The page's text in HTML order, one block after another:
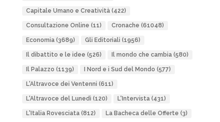
Capitale Umano e Creatività(422)
Consultazione Online (11) Cronache (61048)
Economia(3689) Gli Editoriali (1956)
Il dibattito e le idee (526) Il mondo che cambia(580)
Il Palazzo (1139) I Nord e i Sud del Mondo (577)
L'Altravoce dei Ventenni (611)
L'Altravoce del Lunedì (120) L'Intervista(431)
L'Italia Rovesciata(812) La Bacheca delle Offerte (3)